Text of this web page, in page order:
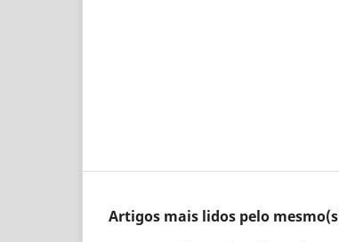
Artigos mais lidos pelo